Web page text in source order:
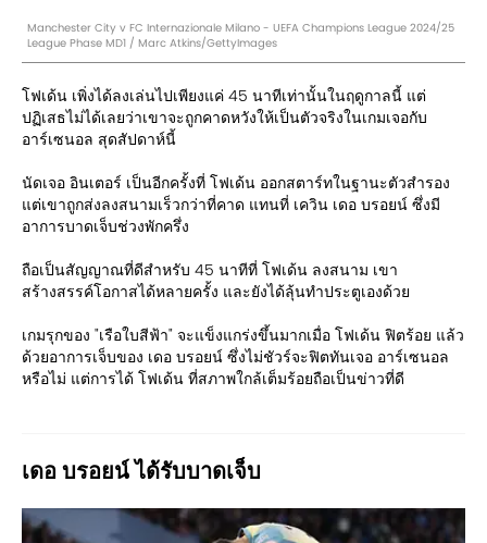
Manchester City v FC Internazionale Milano - UEFA Champions League 2024/25
League Phase MD1 / Marc Atkins/GettyImages
โฟเด้น เพิ่งได้ลงเล่นไปเพียงแค่ 45 นาทีเท่านั้นในฤดูกาลนี้ แต่
ปฏิเสธไม่ได้เลยว่าเขาจะถูกคาดหวังให้เป็นตัวจริงในเกมเจอกับ
อาร์เซนอล สุดสัปดาห์นี้
นัดเจอ อินเตอร์ เป็นอีกครั้งที่ โฟเด้น ออกสตาร์ทในฐานะตัวสำรอง
แต่เขาถูกส่งลงสนามเร็วกว่าที่คาด แทนที่ เควิน เดอ บรอยน์ ซึ่งมี
อาการบาดเจ็บช่วงพักครึ่ง
ถือเป็นสัญญาณที่ดีสำหรับ 45 นาทีที่ โฟเด้น ลงสนาม เขา
สร้างสรรค์โอกาสได้หลายครั้ง และยังได้ลุ้นทำประตูเองด้วย
เกมรุกของ "เรือใบสีฟ้า" จะแข็งแกร่งขึ้นมากเมื่อ โฟเด้น ฟิตร้อย แล้ว
ด้วยอาการเจ็บของ เดอ บรอยน์ ซึ่งไม่ชัวร์จะฟิตทันเจอ อาร์เซนอล
หรือไม่ แต่การได้ โฟเด้น ที่สภาพใกล้เต็มร้อยถือเป็นข่าวที่ดี
เดอ บรอยน์ ได้รับบาดเจ็บ